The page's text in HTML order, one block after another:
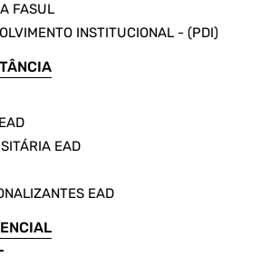
FASUL
INSTITUCIONAL - (PDI)
EAD
EAD